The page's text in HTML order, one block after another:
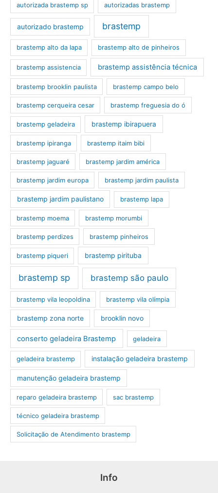
autorizada brastemp sp autorizadas brastemp
autorizado brastemp brastemp
brastemp alto da lapa brastemp alto de pinheiros
brastemp assistencia brastemp assistência técnica
brastemp brooklin paulista brastemp campo belo
brastemp cerqueira cesar brastemp freguesia do ó
brastemp geladeira brastemp ibirapuera
brastemp ipiranga brastemp itaim bibi
brastemp jaguaré brastemp jardim américa
brastemp jardim europa brastemp jardim paulista
brastemp jardim paulistano brastemp lapa
brastemp moema brastemp morumbi
brastemp perdizes brastemp pinheiros
brastemp piqueri brastemp pirituba
brastemp sp brastemp são paulo
brastemp vila leopoldina brastemp vila olímpia
brastemp zona norte brooklin novo
conserto geladeira Brastemp geladeira
geladeira brastemp instalação geladeira brastemp
manutenção geladeira brastemp
reparo geladeira brastemp sac brastemp
técnico geladeira brastemp
‎Solicitação de Atendimento brastemp
Info